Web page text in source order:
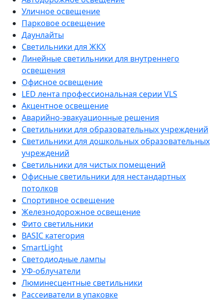
Уличное освещение
Парковое освещение
Даунлайты
Светильники для ЖКХ
Линейные светильники для внутреннего
освещения
Офисное освещение
LED лента профессиональная серии VLS
Акцентное освещение
Аварийно-эвакуационные решения
Светильники для образовательных учреждений
Светильники для дошкольных образовательных
учреждений
Светильники для чистых помещений
Офисные светильники для нестандартных
потолков
Спортивное освещение
Железнодорожное освещение
Фито светильники
BASIC категория
SmartLight
Светодиодные лампы
УФ-облучатели
Люминесцентные светильники
Рассеиватели в упаковке